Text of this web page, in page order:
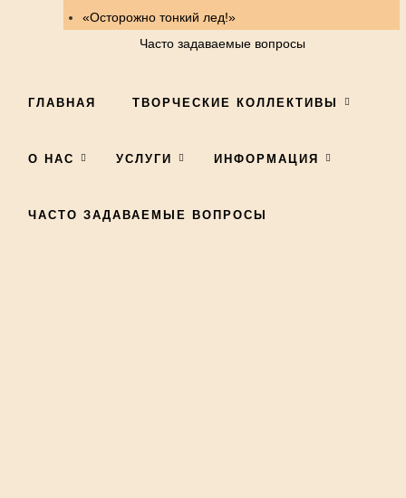
«Осторожно тонкий лед!»
Часто задаваемые вопросы
ГЛАВНАЯ ТВОРЧЕСКИЕ КОЛЛЕКТИВЫ
О НАС УСЛУГИ ИНФОРМАЦИЯ
ЧАСТО ЗАДАВАЕМЫЕ ВОПРОСЫ